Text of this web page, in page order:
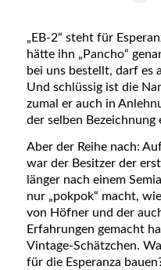
„EB-2“ steht für
hätte ihn „Pancho“
bei uns bestellt, darf es
Und schlüssig ist die
zumal er auch in
der selben Bezeichnung
Aber der Reihe nach:
war der Besitzer der
länger nach einem
nur „pokpok“ macht,
von Höfner und der
Erfahrungen gemacht
Vintage-Schätzchen.
für die Esperanza